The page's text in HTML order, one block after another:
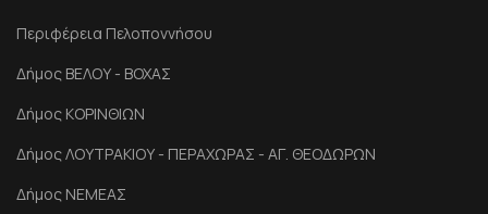
Περιφέρεια Πελοποννήσου
Δήμος ΒΕΛΟΥ - ΒΟΧΑΣ
Δήμος ΚΟΡΙΝΘΙΩΝ
Δήμος ΛΟΥΤΡΑΚΙΟΥ - ΠΕΡΑΧΩΡΑΣ - ΑΓ. ΘΕΟΔΩΡΩΝ
Δήμος ΝΕΜΕΑΣ